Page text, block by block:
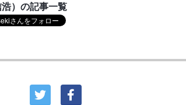
）の記事一覧